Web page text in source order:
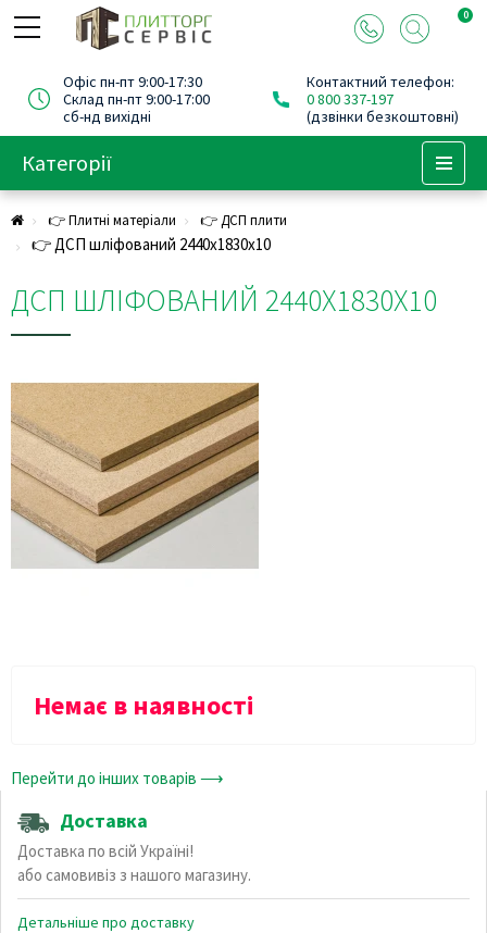
0
Офіс пн-пт 9:00-17:30
Склад пн-пт 9:00-17:00
сб-нд вихідні
Контактний телефон:
0 800 337-197
(дзвінки безкоштовні)
Категорії
👉 Плитні матеріали 👉 ДСП плити
👉 ДСП шліфований 2440х1830х10
ДСП ШЛІФОВАНИЙ 2440Х1830Х10
Немає в наявності
Перейти до інших товарів ⟶
Доставка
Доставка по всій Україні!
або самовивіз з нашого магазину.
Детальніше про доставку